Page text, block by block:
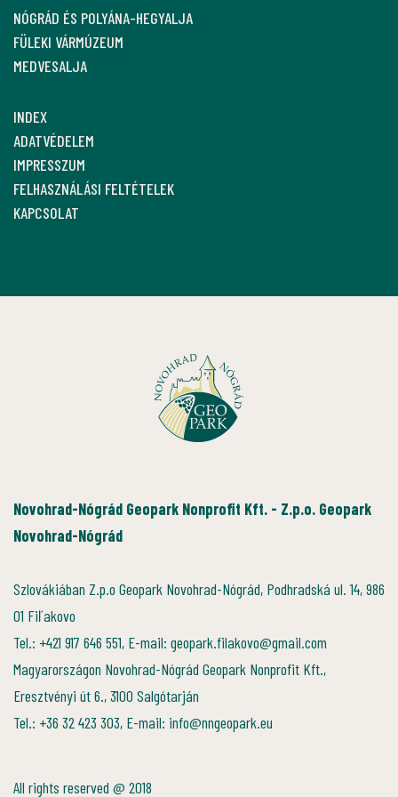
NÓGRÁD ÉS POLYÁNA-HEGYALJA
FÜLEKI VÁRMÚZEUM
MEDVESALJA
INDEX
ADATVÉDELEM
IMPRESSZUM
FELHASZNÁLÁSI FELTÉTELEK
KAPCSOLAT
Novohrad-Nógrád Geopark Nonprofit Kft. - Z.p.o. Geopark
Novohrad-Nógrád
Szlovákiában Z.p.o Geopark Novohrad-Nógrád, Podhradská ul. 14, 986
01 Fiľakovo
Tel.: +421 917 646 551, E-mail: geopark.filakovo@gmail.com
Magyarországon Novohrad-Nógrád Geopark Nonprofit Kft.,
Eresztvényi út 6., 3100 Salgótarján
Tel.: +36 32 423 303, E-mail: info@nngeopark.eu
All rights reserved @ 2018